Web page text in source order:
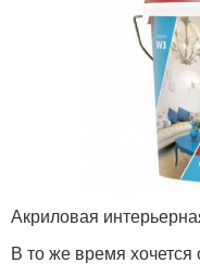
Акриловая
В то же время хочется